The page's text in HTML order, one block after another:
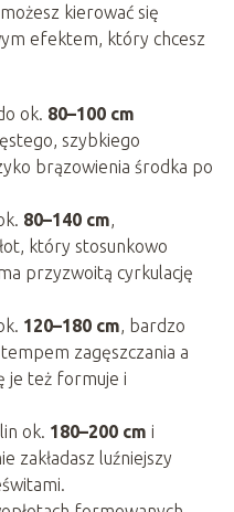
kierować się
efektem, który chcesz
ok. 80–100 cm
szybkiego
brązowienia środka po
80–140 cm
który stosunkowo
przyzwoitą cyrkulację
120–180 cm , bardzo
zagęszczania a
je też formuje i
ok. 180–200 cm i
zakładasz luźniejszy